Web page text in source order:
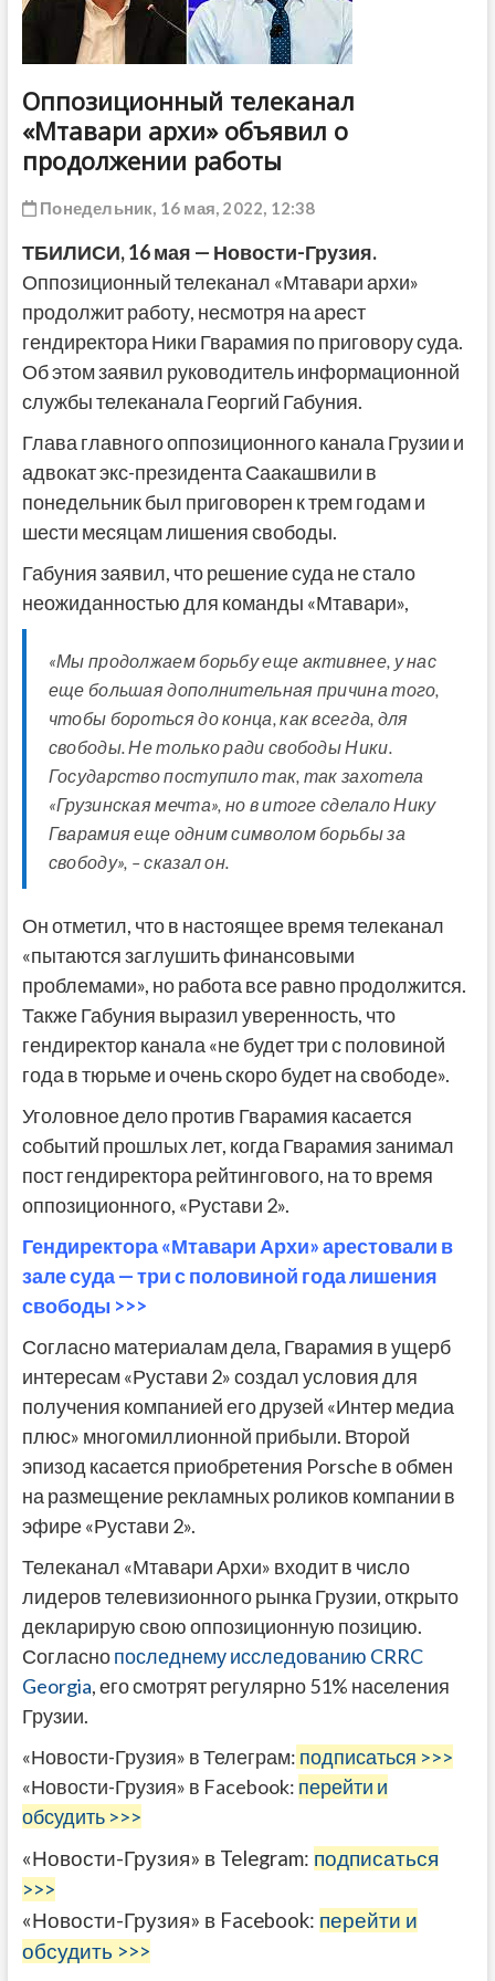
Оппозиционный телеканал
«Мтавари архи» объявил о
продолжении работы
Понедельник, 16 мая, 2022, 12:38
ТБИЛИСИ, 16 мая — Новости-Грузия.
Оппозиционный телеканал «Мтавари архи»
продолжит работу, несмотря на арест
гендиректора Ники Гварамия по приговору суда.
Об этом заявил руководитель информационной
службы телеканала Георгий Габуния.
Глава главного оппозиционного канала Грузии и
адвокат экс-президента Саакашвили в
понедельник был приговорен к трем годам и
шести месяцам лишения свободы.
Габуния заявил, что решение суда не стало
неожиданностью для команды «Мтавари»,
«Мы продолжаем борьбу еще активнее, у нас
еще большая дополнительная причина того,
чтобы бороться до конца, как всегда, для
свободы. Не только ради свободы Ники.
Государство поступило так, так захотела
«Грузинская мечта», но в итоге сделало Нику
Гварамия еще одним символом борьбы за
свободу», – сказал он.
Он отметил, что в настоящее время телеканал
«пытаются заглушить финансовыми
проблемами», но работа все равно продолжится.
Также Габуния выразил уверенность, что
гендиректор канала «не будет три с половиной
года в тюрьме и очень скоро будет на свободе».
Уголовное дело против Гварамия касается
событий прошлых лет, когда Гварамия занимал
пост гендиректора рейтингового, на то время
оппозиционного, «Рустави 2».
Гендиректора «Мтавари Архи» арестовали в
зале суда — три с половиной года лишения
свободы >>>
Согласно материалам дела, Гварамия в ущерб
интересам «Рустави 2» создал условия для
получения компанией его друзей «Интер медиа
плюс» многомиллионной прибыли. Второй
эпизод касается приобретения Porsche в обмен
на размещение рекламных роликов компании в
эфире «Рустави 2».
Телеканал «Мтавари Архи» входит в число
лидеров телевизионного рынка Грузии, открыто
декларирую свою оппозиционную позицию.
Согласнопоследнему исследованию CRRC
Georgia, его смотрят регулярно 51% населения
Грузии.
«Новости-Грузия» в Телеграм: подписаться >>>
«Новости-Грузия» в Facebook: перейти и
обсудить >>>
«Новости-Грузия» в Telegram: подписаться
>>>
«Новости-Грузия» в Facebook: перейти и
обсудить >>>